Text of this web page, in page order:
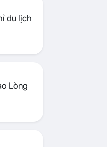
du lịch
Lòng